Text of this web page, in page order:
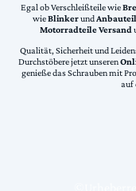
Egal ob Verschleißteile wie
wieBlinkerund
Motorradteile Versand
Qualität, Sicherheit und
Durchstöbere jetzt unseren
genieße das Schrauben mit
auf